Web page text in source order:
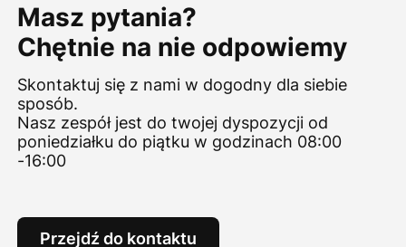
Masz pytania?
Chętnie na nie odpowiemy
Skontaktuj się z nami w dogodny dla siebie
sposób.
Nasz zespół jest do twojej dyspozycji od
poniedziałku do piątku w godzinach 08:00
-16:00
Przejdź do kontaktu